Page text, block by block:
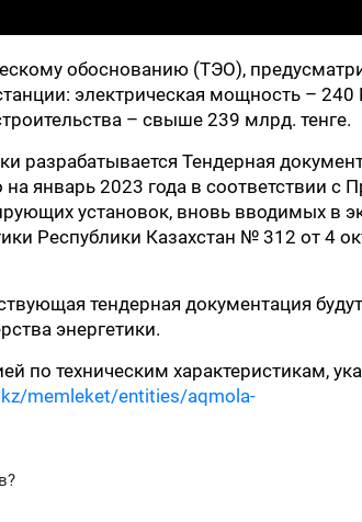
обоснованию (ТЭО),
электрическая мощность – 240
– свыше 239 млрд. тенге.
разрабатывается Тендерная
январь 2023 года в соответствии с
установок, вновь вводимых в
Республики Казахстан № 312 от 4
тендерная документация
энергетики.
по техническим характеристикам,
memleket/entities/aqmola-